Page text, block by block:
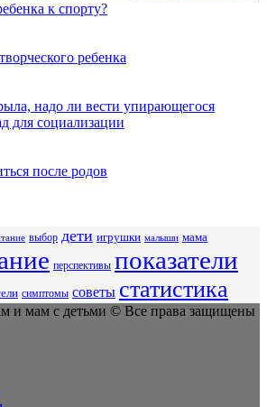
к спорту?
ребенка
надо ли вести упирающегося
для социализации
после родов
выбор дети игрушки малыши мама
перспективы показатели
симптомы советы статистика
и мам с детьми © Все права защищены